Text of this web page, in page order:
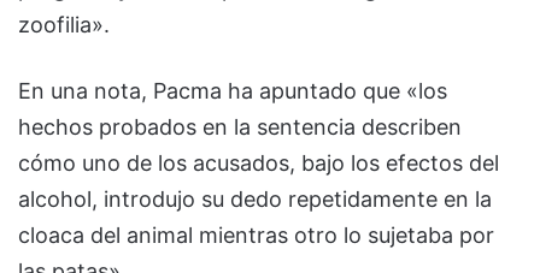
zoofilia».
En una nota, Pacma ha apuntado que «los
hechos probados en la sentencia describen
cómo uno de los acusados, bajo los efectos del
alcohol, introdujo su dedo repetidamente en la
cloaca del animal mientras otro lo sujetaba por